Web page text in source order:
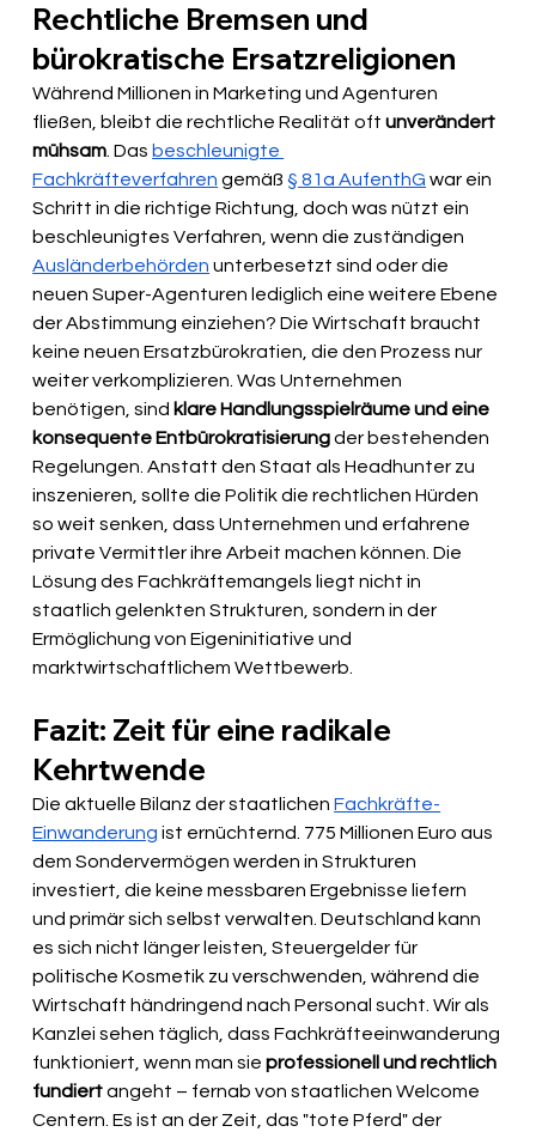
Rechtliche Bremsen und
bürokratische Ersatzreligionen
Während Millionen in Marketing und Agenturen
fließen, bleibt die rechtliche Realität oft unverändert
mühsam . Das beschleunigte
Fachkräfteverfahren gemäß § 81a AufenthG war ein
Schritt in die richtige Richtung, doch was nützt ein
beschleunigtes Verfahren, wenn die zuständigen
Ausländerbehörden unterbesetzt sind oder die
neuen Super-Agenturen lediglich eine weitere Ebene
der Abstimmung einziehen? Die Wirtschaft braucht
keine neuen Ersatzbürokratien, die den Prozess nur
weiter verkomplizieren. Was Unternehmen
benötigen, sind klare Handlungsspielräume und eine
konsequente Entbürokratisierung der bestehenden
Regelungen. Anstatt den Staat als Headhunter zu
inszenieren, sollte die Politik die rechtlichen Hürden
so weit senken, dass Unternehmen und erfahrene
private Vermittler ihre Arbeit machen können. Die
Lösung des Fachkräftemangels liegt nicht in
staatlich gelenkten Strukturen, sondern in der
Ermöglichung von Eigeninitiative und
marktwirtschaftlichem Wettbewerb.
Fazit: Zeit für eine radikale
Kehrtwende
Die aktuelle Bilanz der staatlichen Fachkräfte-
Einwanderung ist ernüchternd. 775 Millionen Euro aus
dem Sondervermögen werden in Strukturen
investiert, die keine messbaren Ergebnisse liefern
und primär sich selbst verwalten. Deutschland kann
es sich nicht länger leisten, Steuergelder für
politische Kosmetik zu verschwenden, während die
Wirtschaft händringend nach Personal sucht. Wir als
Kanzlei sehen täglich, dass Fachkräfteeinwanderung
funktioniert, wenn man sie professionell und rechtlich
fundiert angeht – fernab von staatlichen Welcome
Centern. Es ist an der Zeit, das "tote Pferd" der